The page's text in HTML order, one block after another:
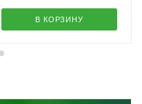
В КОРЗИНУ